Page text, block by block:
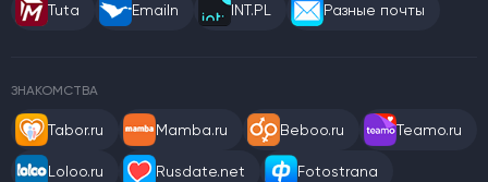
Tuta Emailn INT.PL Разные почты
ЗНАКОМСТВА
Tabor.ru Mamba.ru Beboo.ru Teamo.ru
Loloo.ru Rusdate.net Fotostrana